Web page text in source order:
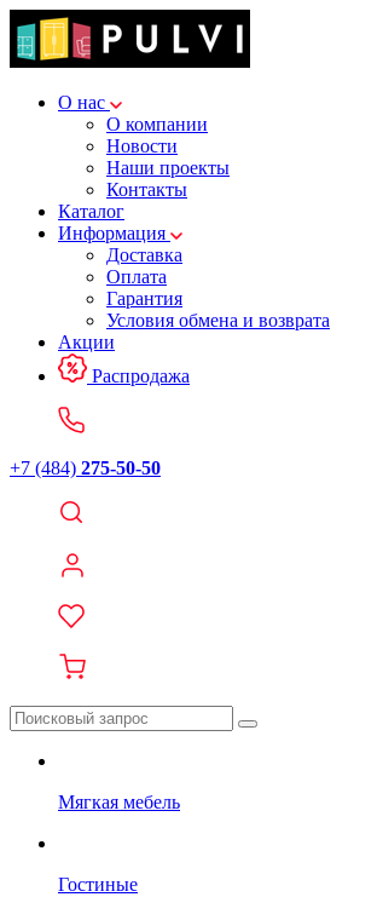
О нас
О компании
Новости
Наши проекты
Контакты
Каталог
Информация
Доставка
Оплата
Гарантия
Условия обмена и возврата
Акции
Распродажа
+7 (484) 275-50-50
Мягкая мебель
Гостиные